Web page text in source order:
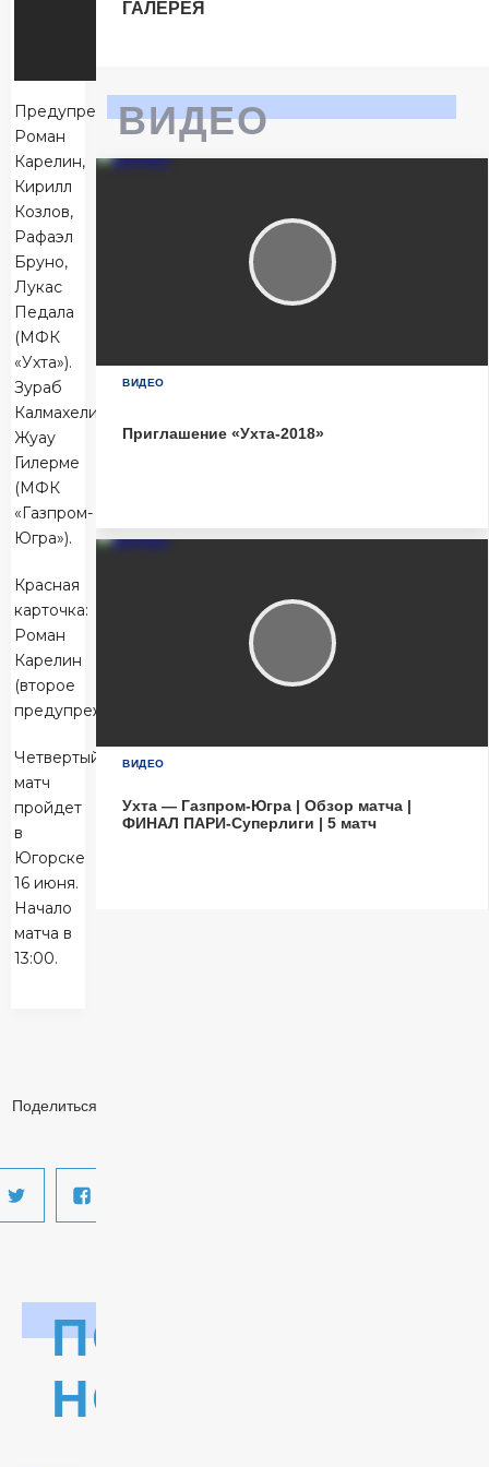
Предупреждения:
Роман
Карелин,
Кирилл
Козлов,
Рафаэл
Бруно,
Лукас
Педала
(МФК
«Ухта»).
Зураб
Калмахелидзе,
Жуау
Гилерме
(МФК
«Газпром-
Югра»).
Красная
карточка:
Роман
Карелин
(второе
предупреждение).
Четвертый
матч
пройдет
в
Югорске
16 июня.
Начало
матча в
13:00.
Поделиться:
ПОСЛЕДНИЕ
НОВОСТИ
Ухта
Ухта 6
БЕТСИТИ Суперлига, Финал
04 Июня 2026 , 16:30 (МСК)
«Центральный». Тюмень
2
ГАЛЕРЕЯ
ВИДЕО
ВИДЕО
Приглашение «Ухта-2018»
ВИДЕО
Ухта — Газпром-Югра | Обзор матча |
ФИНАЛ ПАРИ-Суперлиги | 5 матч